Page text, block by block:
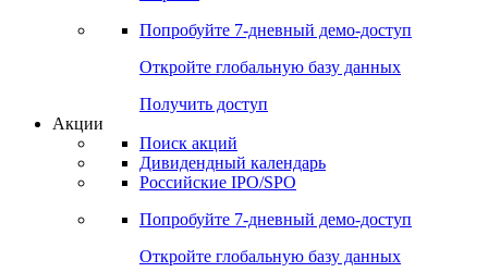
Cbonds Pages
Опросы
Попробуйте7-дневный
Откройте глобальную базу данных
Получить доступ
Поиск акций
Российские IPO/SPO